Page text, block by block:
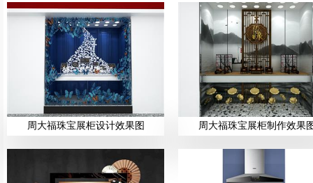
周大福珠宝展柜设计效果图 周大福珠宝展柜制作效果